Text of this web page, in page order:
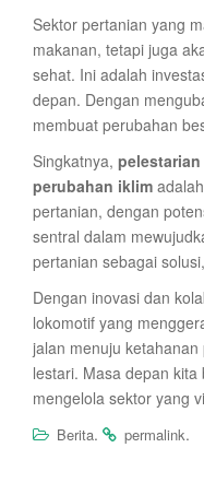
Sektor pertanian yang
makanan, tetapi juga
sehat. Ini adalah
depan. Dengan
membuat perubahan
Singkatnya,
perubahan iklim
pertanian, dengan
sentral dalam
pertanian sebagai
Dengan inovasi dan
lokomotif yang
jalan menuju
lestari. Masa depan
mengelola sektor yang
Berita. permalink.